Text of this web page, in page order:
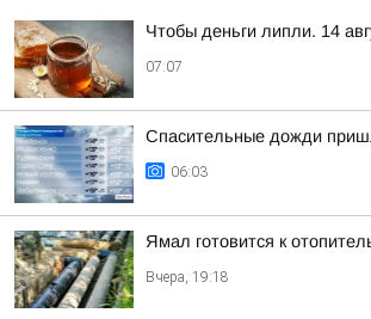
Чтобы деньги липли. 14
07:07
Спасительные дожди
06:03
Ямал готовится к
Вчера, 19:18